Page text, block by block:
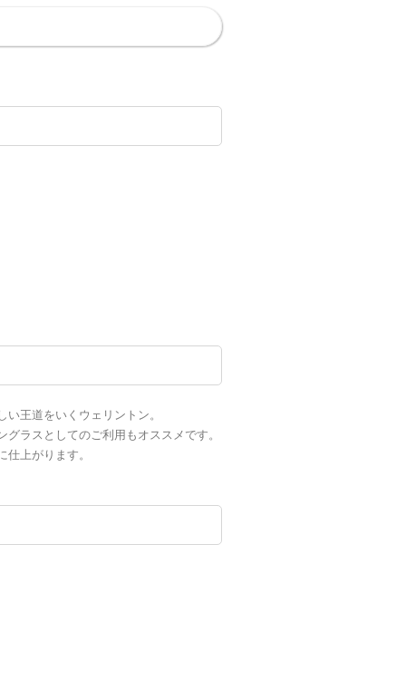
王道をいくウェリントン。
ラスとしてのご利用もオススメです。
上がります。